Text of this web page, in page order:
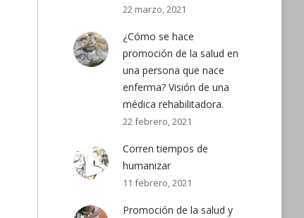
22 marzo, 2021
¿Cómo se hace
promoción de la salud en
una persona que nace
enferma? Visión de una
médica rehabilitadora.
22 febrero, 2021
Corren tiempos de
humanizar
11 febrero, 2021
Promoción de la salud y